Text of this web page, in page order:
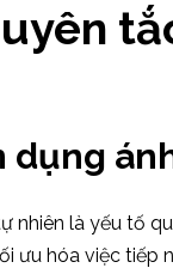
dụng
nhiên là yếu tố
ưu hóa việc tiếp